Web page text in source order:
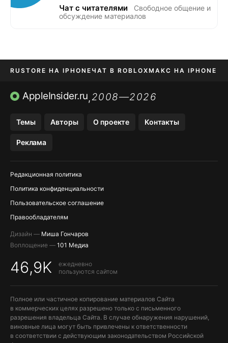
Чат с читателями
Свободное общение и
обсуждение материалов
RUSTORE НА IPHONE ЧАТ В ROBLOXМАКС НА IPHONE
AVITO НА IPHONEВТБ ОНЛАЙН TIKTOK НА IPHONE
AppleInsider.ru,2008—2026
Темы Авторы О проекте Контакты
Реклама
Редакционная политика
Политика конфиденциальности
Пользовательское соглашение
Правообладателям
Дизайн — Миша Гончаров
Воплощение — 101 Медиа
46,9K
ежедневно
пользуются сайтом
Полное или частичное копирование материалов Сайта
в коммерческих целях разрешено только с письменного
разрешения владельца Сайта. В случае обнаружения нарушений,
виновные лица могут быть привлечены к ответственности
в соответствии с действующим законодательством Российской